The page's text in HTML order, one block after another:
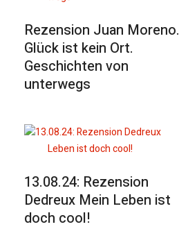
Rezension Juan Moreno.
Glück ist kein Ort.
Geschichten von
unterwegs
13.08.24: Rezension
Dedreux Mein Leben ist
doch cool!